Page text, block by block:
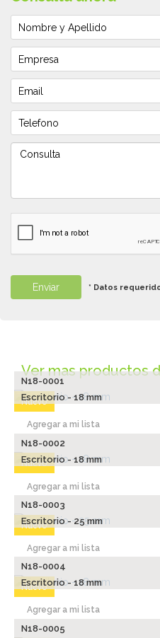
* Datos
Ver mas productos
Nuevo
N18-0001
Escritorio - 18 mm
Agregar a mi lista
Nuevo
N18-0002
Escritorio - 18 mm
Agregar a mi lista
Nuevo
N18-0003
Escritorio - 25 mm
Agregar a mi lista
Nuevo
N18-0004
Escritorio - 18 mm
Agregar a mi lista
N18-0005